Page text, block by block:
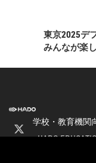
東京2025デ
みんなが楽
学校・教育機関
HADO